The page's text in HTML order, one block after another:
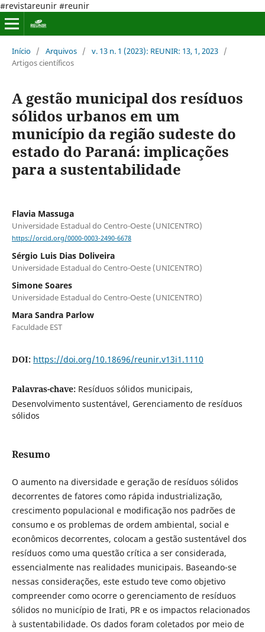
#revistareunir #reunir
Início / Arquivos / v. 13 n. 1 (2023): REUNIR: 13, 1, 2023 /
Artigos científicos
A gestão municipal dos resíduos
sólidos urbanos em um
município da região sudeste do
estado do Paraná: implicações
para a sustentabilidade
Flavia Massuga
Universidade Estadual do Centro-Oeste (UNICENTRO)
https://orcid.org/0000-0003-2490-6678
Sérgio Luis Dias Doliveira
Universidade Estadual do Centro-Oeste (UNICENTRO)
Simone Soares
Universidade Estadual do Centro-Oeste (UNICENTRO)
Mara Sandra Parlow
Faculdade EST
DOI: https://doi.org/10.18696/reunir.v13i1.1110
Palavras-chave: Resíduos sólidos municipais,
Desenvolvimento sustentável, Gerenciamento de resíduos
sólidos
Resumo
O aumento na diversidade e geração de resíduos sólidos
decorrentes de fatores como rápida industrialização,
crescimento populacional e modificação nos padrões de
consumo e os problemas de ordem ambiental, social e
econômicos decorrentes, colocam a gestão sustentável dos
resíduos como uma questão crítica a ser considerada,
essencialmente nas realidades municipais. Baseando-se
nessas considerações, este estudo teve como objetivo
compreender como ocorre o gerenciamento de resíduos
sólidos no município de Irati, PR e os impactos relacionados
à sustentabilidade. Os dados foram coletados por meio de